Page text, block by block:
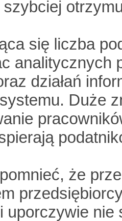
się liczba
analitycznych
działań
Duże
że
uporczywie nie